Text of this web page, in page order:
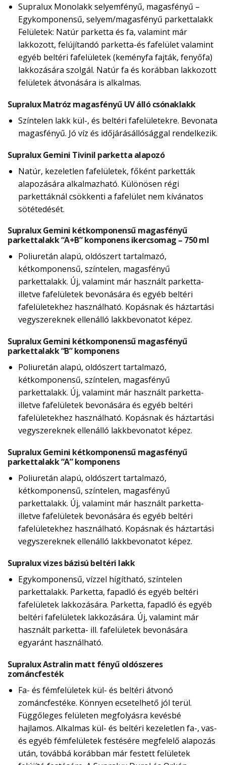
Supralux Monolakk selyemfényű, magasfényű –
Egykomponensű, selyem/magasfényű parkettalakk
Felületek: Natúr parketta és fa, valamint már
lakkozott, felújítandó parketta-és fafelület valamint
egyéb beltéri fafelületek (keményfa fajták, fenyőfa)
lakkozására szolgál. Natúr fa és korábban lakkozott
felületek átvonására is alkalmas.
Supralux Matróz magasfényű UV álló csónaklakk
Színtelen lakk kül-, és beltéri fafelületekre. Bevonata
magasfényű. Jó víz és időjárásállósággal rendelkezik.
Supralux Gemini Tivinil parketta alapozó
Natúr, kezeletlen fafelületek, főként parketták
alapozására alkalmazható. Különösen régi
parkettáknál csökkenti a fafelület nem kívánatos
sötétedését.
Supralux Gemini kétkomponensű magasfényű
parkettalakk “A+B” komponens ikercsomag – 750 ml
Poliuretán alapú, oldószert tartalmazó,
kétkomponensű, színtelen, magasfényű
parkettalakk. Új, valamint már használt parketta-
illetve fafelületek bevonására és egyéb beltéri
fafelületekhez használható. Kopásnak és háztartási
vegyszereknek ellenálló lakkbevonatot képez.
Supralux Gemini kétkomponensű magasfényű
parkettalakk “B” komponens
Poliuretán alapú, oldószert tartalmazó,
kétkomponensű, színtelen, magasfényű
parkettalakk. Új, valamint már használt parketta-
illetve fafelületek bevonására és egyéb beltéri
fafelületekhez használható. Kopásnak és háztartási
vegyszereknek ellenálló lakkbevonatot képez.
Supralux Gemini kétkomponensű magasfényű
parkettalakk “A” komponens
Poliuretán alapú, oldószert tartalmazó,
kétkomponensű, színtelen, magasfényű
parkettalakk. Új, valamint már használt parketta-
illetve fafelületek bevonására és egyéb beltéri
fafelületekhez használható. Kopásnak és háztartási
vegyszereknek ellenálló lakkbevonatot képez.
Supralux vizes bázisú beltéri lakk
Egykomponensű, vízzel hígítható, színtelen
parkettalakk. Parketta, fapadló és egyéb beltéri
fafelületek lakkozására. Parketta, fapadló és egyéb
beltéri fafelületek lakkozására. Új, valamint már
használt parketta- ill. fafelületek bevonására
egyaránt használható.
Supralux Astralin matt fényű oldószeres
zománcfesték
Fa- és fémfelületek kül- és beltéri átvonó
zománcfestéke. Könnyen ecsetelhető jól terül.
Függőleges felületen megfolyásra kevésbé
hajlamos. Alkalmas kül- és beltéri kezeletlen fa-, vas-
és egyéb fémfelületek festésére megfelelő alapozás
után, továbbá korábban már festett felületek